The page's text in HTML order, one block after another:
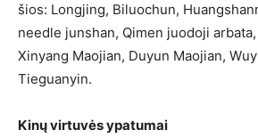
šios: Longjing, Biluochun,
needle junshan, Qimen juodoji
Xinyang Maojian, Duyun Maojian,
Tieguanyin.
Kinų virtuvės ypatumai